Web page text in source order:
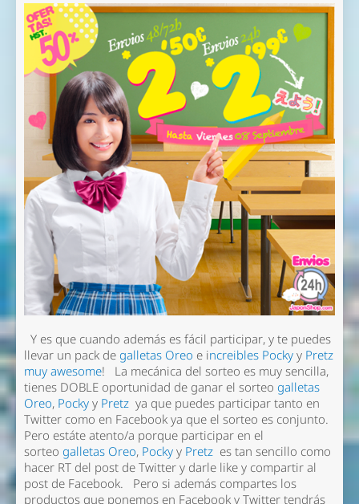
Y es que cuando además es fácil participar, y te puedes
llevar un pack de galletas Oreo e increibles Pockyy Pretz
muy awesome! La mecánica del sorteo es muy sencilla,
tienes DOBLE oportunidad de ganar el sorteo galletas
Oreo, Pockyy Pretz ya que puedes participar tanto en
Twitter como en Facebook ya que el sorteo es conjunto.
Pero estáte atento/a porque participar en el
sorteo galletas Oreo, Pockyy Pretzes tan sencillo como
hacer RT del post de Twitter y darle like y compartir al
post de Facebook. Pero si además compartes los
productos que ponemos en Facebook y Twitter tendrás